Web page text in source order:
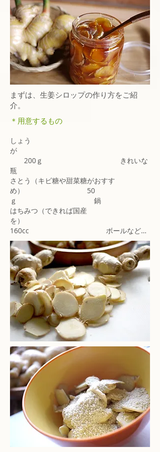
まずは、生姜シロップの作り方をご紹
介。
＊用意するもの
しょう
が
200ｇ きれいな
瓶
さとう（キビ糖や甜菜糖がおすす
め） 50
ｇ 鍋
はちみつ（できれば国産
を）
160cc ボールなど…